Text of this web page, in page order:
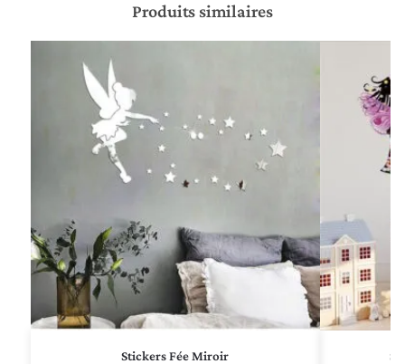
Produits similaires
Stickers Fée Miroir